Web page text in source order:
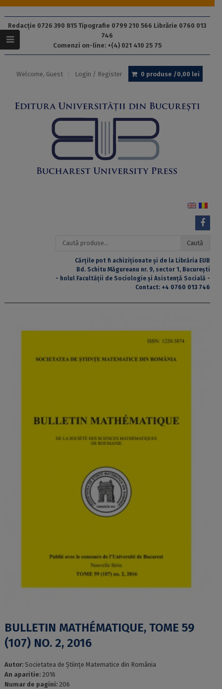
Redacție 0726 390 815 Tipografie 0799 210 566 Librărie 0760 013
746
Comenzi on-line: +(4) 021 410 25 75
Welcome, Guest Login / Register 0 produse /0,00 lei
Caută
Caută
Cărțile pot fi achiziționate și de la Librăria EUB
Bd. Schitu Măgureanu nr. 9, sector 1, București
- holul Facultății de Sociologie și Asistență Socială -
Contact: +4 0760 013 746
BULLETIN MATHÉMATIQUE, TOME 59
(107) NO. 2, 2016
Autor: Societatea de Ştiinţe Matematice din România
An aparitie: 2016
Numar de pagini: 206